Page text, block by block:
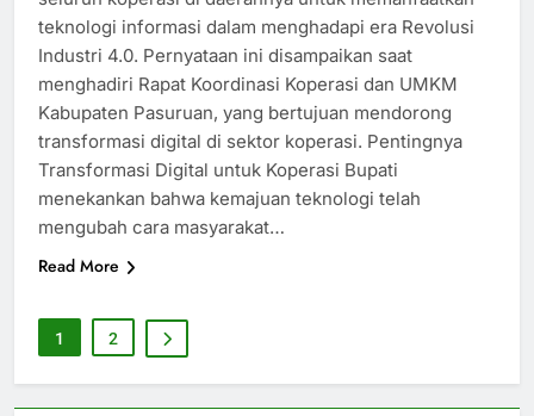
teknologi informasi dalam menghadapi era Revolusi
Industri 4.0. Pernyataan ini disampaikan saat
menghadiri Rapat Koordinasi Koperasi dan UMKM
Kabupaten Pasuruan, yang bertujuan mendorong
transformasi digital di sektor koperasi. Pentingnya
Transformasi Digital untuk Koperasi Bupati
menekankan bahwa kemajuan teknologi telah
mengubah cara masyarakat…
Read More
1 2